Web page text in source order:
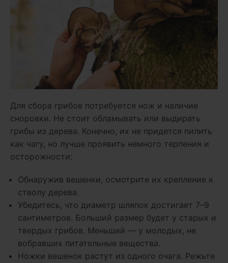
Для сбора грибов потребуется нож и наличие
сноровки. Не стоит обламывать или выдирать
грибы из дерева. Конечно, их не придется пилить
как чагу, но лучше проявить немного терпения и
осторожности:
Обнаружив вешенки, осмотрите их крепление к
стволу дерева.
Убедитесь, что диаметр шляпок достигает 7–9
сантиметров. Больший размер будет у старых и
твердых грибов. Меньший — у молодых, не
вобравших питательные вещества.
Ножки вешенок растут из одного очага. Режьте